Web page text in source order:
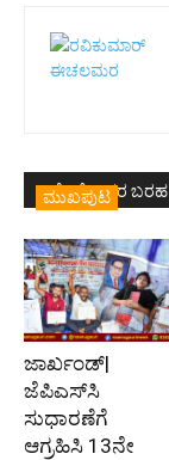
ಇದೇ ಲೇಖಕರ ಬರಹ
ಮುಖಪುಟ
ಜಾರ್ಖಂಡ್|
ಜೆಪಿಎಸ್‌ಸಿ
ಸುಧಾರಣೆಗೆ
ಆಗ್ರಹಿಸಿ 13ನೇ